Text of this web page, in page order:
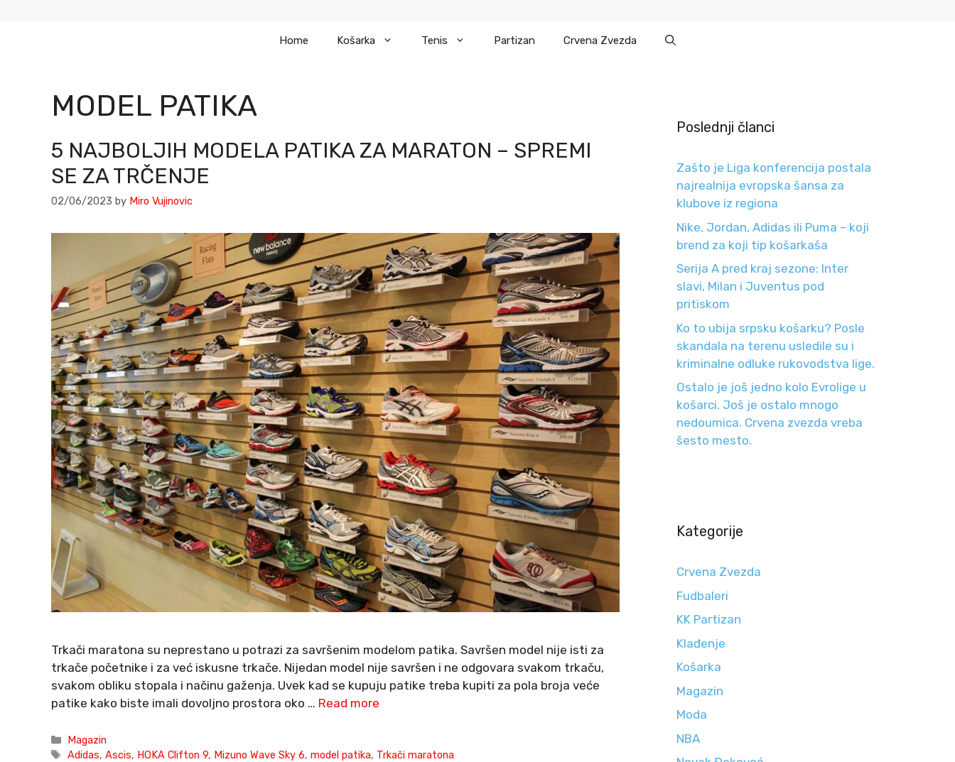
Home Košarka Tenis Partizan Crvena Zvezda
MODEL PATIKA
5 NAJBOLJIH MODELA PATIKA ZA MARATON – SPREMI
SE ZA TRČENJE
02/06/2023 by Miro Vujinovic
Trkači maratona su neprestano u potrazi za savršenim modelom patika. Savršen model nije isti za
trkače početnike i za već iskusne trkače. Nijedan model nije savršen i ne odgovara svakom trkaču,
svakom obliku stopala i načinu gaženja. Uvek kad se kupuju patike treba kupiti za pola broja veće
patike kako biste imali dovoljno prostora oko … Read more
Categories
Magazin
Tags
Adidas,Ascis, HOKA Clifton 9, Mizuno Wave Sky 6,model patika, Trkači maratona
Poslednji članci
Zašto je Liga konferencija postala
najrealnija evropska šansa za
klubove iz regiona
Nike, Jordan, Adidas ili Puma – koji
brend za koji tip košarkaša
Serija A pred kraj sezone: Inter
slavi, Milan i Juventus pod
pritiskom
Ko to ubija srpsku košarku? Posle
skandala na terenu usledile su i
kriminalne odluke rukovodstva lige.
Ostalo je još jedno kolo Evrolige u
košarci. Još je ostalo mnogo
nedoumica. Crvena zvezda vreba
šesto mesto.
Kategorije
Crvena Zvezda
Fudbaleri
KK Partizan
Klađenje
Košarka
Magazin
Moda
NBA